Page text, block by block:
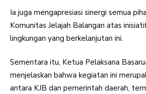
Ia juga mengapresiasi sinergi semua
Komunitas Jelajah Balangan atas
lingkungan yang berkelanjutan ini.
Sementara itu, Ketua Pelaksana
menjelaskan bahwa kegiatan ini
antara KJB dan pemerintah daerah,